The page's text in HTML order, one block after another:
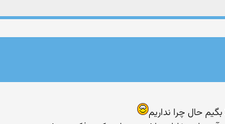
حال چرا نداریم